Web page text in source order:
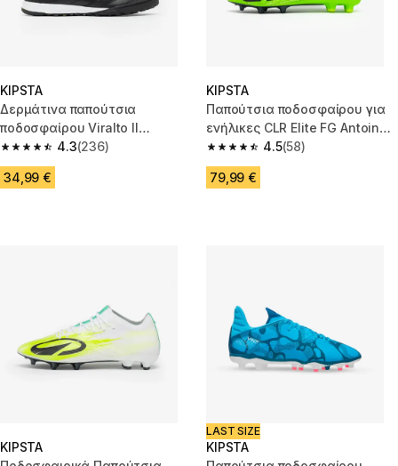
KIPSTA
Δερμάτινα παπούτσια
ποδοσφαίρου Viralto II
Matador TF - Classic Heritage
4.3
4.3 out of 5 stars from 236 reviews
(236)
34,99 €
KIPSTA
Παπούτσια ποδοσφαίρου για
ενήλικες CLR Elite FG Antoine
Griezmann - Green Storm
4.5
4.5 out of 5 stars from 58
(58)
79,99 €
KIPSTA
LAST SIZE
KIPSTA